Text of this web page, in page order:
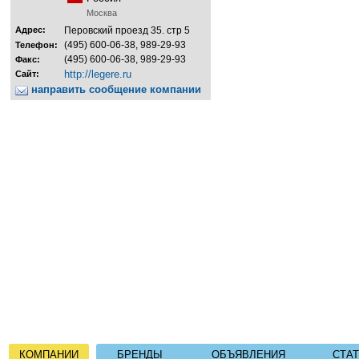
Москва
Адрес:
Перовский проезд 35. стр 5
Телефон: (495) 600-06-38, 989-29-93
Факс: (495) 600-06-38, 989-29-93
Сайт:
http://legere.ru
направить сообщение компании
КОМПАНИИ БРЕНДЫ ОБЪЯВЛЕНИЯ